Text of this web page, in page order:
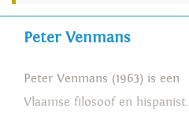
Peter Venmans
Peter Venmans (1963) is een
Vlaamse filosoof en hispanist.